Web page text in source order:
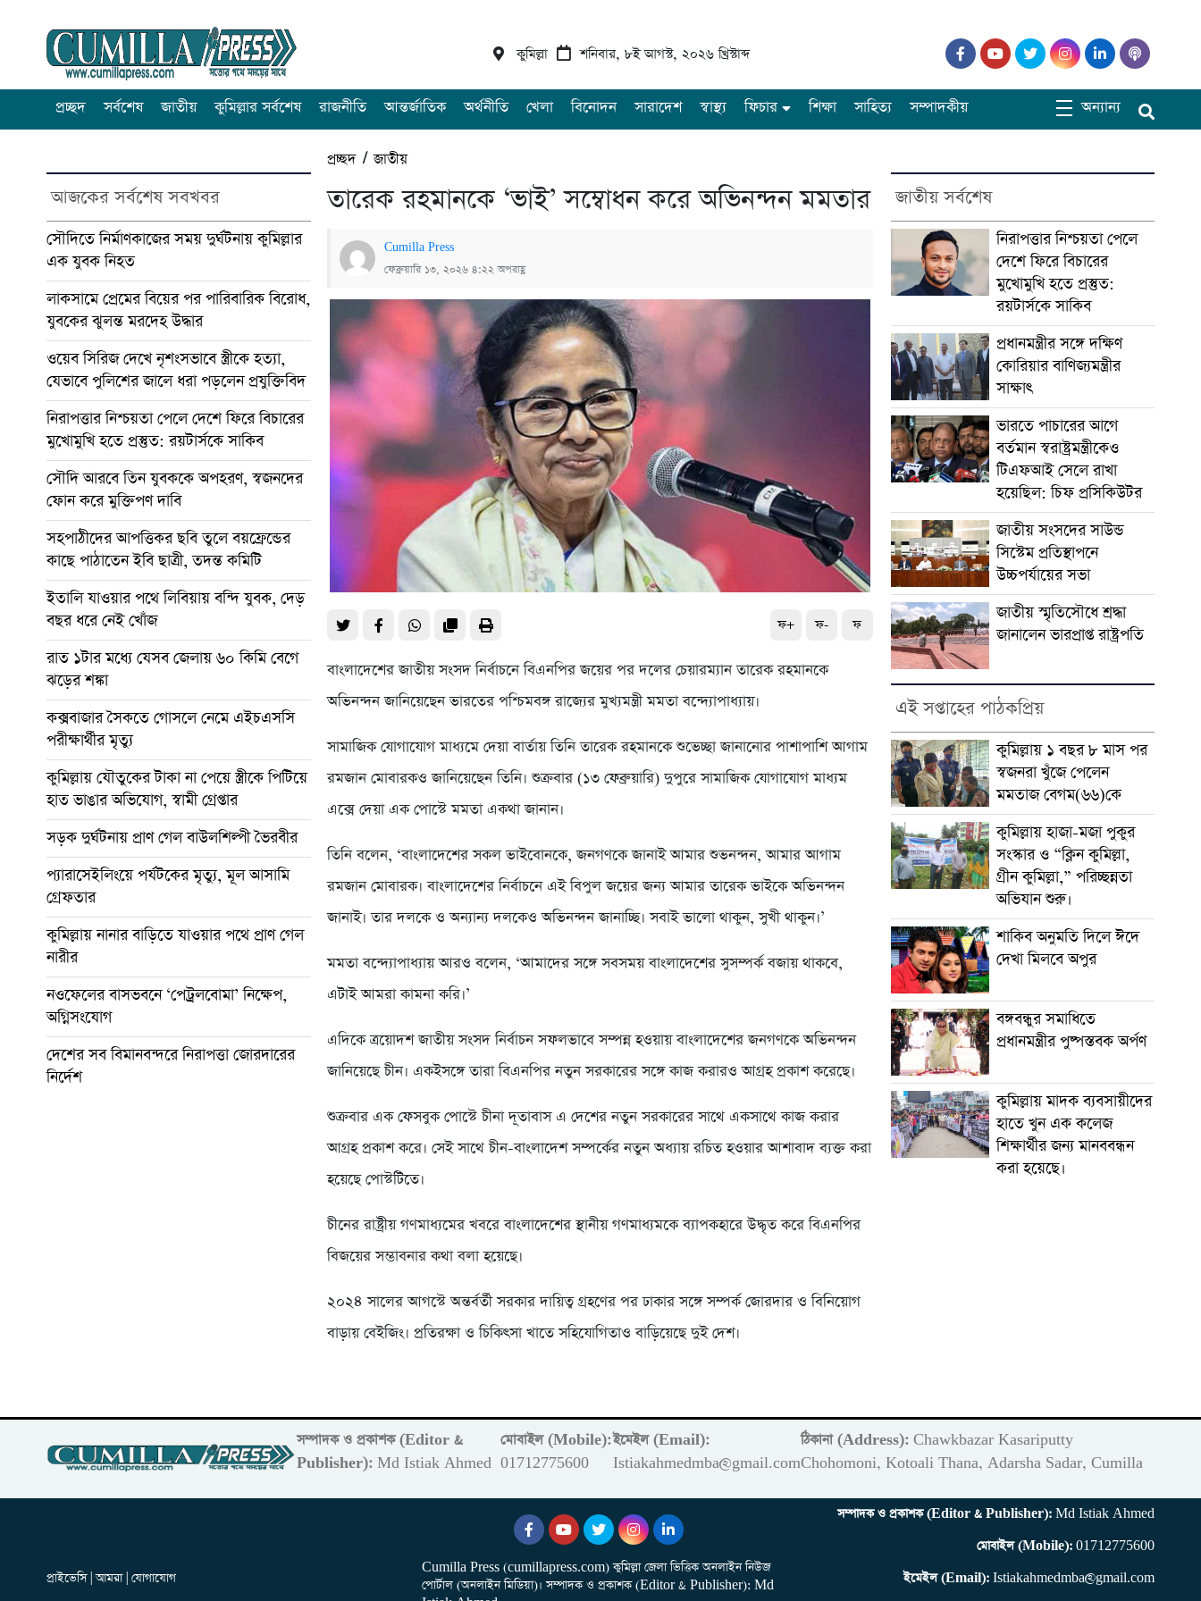
কুমিল্লা শনিবার, ৮ই আগস্ট, ২০২৬ খ্রিস্টাব্দ
প্রচ্ছদ সর্বশেষ জাতীয় কুমিল্লার সর্বশেষ রাজনীতি আন্তর্জাতিক অর্থনীতি খেলা বিনোদন সারাদেশ স্বাস্থ্য ফিচার শিক্ষা সাহিত্য সম্পাদকীয় অন্যান্য
আজকের সর্বশেষ সবখবর
সৌদিতে নির্মাণকাজের সময় দুর্ঘটনায় কুমিল্লার
এক যুবক নিহত
লাকসামে প্রেমের বিয়ের পর পারিবারিক বিরোধ,
যুবকের ঝুলন্ত মরদেহ উদ্ধার
ওয়েব সিরিজ দেখে নৃশংসভাবে স্ত্রীকে হত্যা,
যেভাবে পুলিশের জালে ধরা পড়লেন প্রযুক্তিবিদ
নিরাপত্তার নিশ্চয়তা পেলে দেশে ফিরে বিচারের
মুখোমুখি হতে প্রস্তুত: রয়টার্সকে সাকিব
সৌদি আরবে তিন যুবককে অপহরণ, স্বজনদের
ফোন করে মুক্তিপণ দাবি
সহপাঠীদের আপত্তিকর ছবি তুলে বয়ফ্রেন্ডের
কাছে পাঠাতেন ইবি ছাত্রী, তদন্ত কমিটি
ইতালি যাওয়ার পথে লিবিয়ায় বন্দি যুবক, দেড়
বছর ধরে নেই খোঁজ
রাত ১টার মধ্যে যেসব জেলায় ৬০ কিমি বেগে
ঝড়ের শঙ্কা
কক্সবাজার সৈকতে গোসলে নেমে এইচএসসি
পরীক্ষার্থীর মৃত্যু
কুমিল্লায় যৌতুকের টাকা না পেয়ে স্ত্রীকে পিটিয়ে
হাত ভাঙার অভিযোগ, স্বামী গ্রেপ্তার
সড়ক দুর্ঘটনায় প্রাণ গেল বাউলশিল্পী ভৈরবীর
প্যারাসেইলিংয়ে পর্যটকের মৃত্যু, মূল আসামি
গ্রেফতার
কুমিল্লায় নানার বাড়িতে যাওয়ার পথে প্রাণ গেল
নারীর
নওফেলের বাসভবনে ‘পেট্রলবোমা’ নিক্ষেপ,
অগ্নিসংযোগ
দেশের সব বিমানবন্দরে নিরাপত্তা জোরদারের
নির্দেশ
প্রচ্ছদ/জাতীয়
তারেক রহমানকে ‘ভাই’ সম্বোধন করে অভিনন্দন মমতার
Cumilla Press
ফেব্রুয়ারি ১৩, ২০২৬ ৪:২২ অপরাহ্ণ
ফ+ ফ- ফ
বাংলাদেশের জাতীয় সংসদ নির্বাচনে বিএনপির জয়ের পর দলের চেয়ারম্যান তারেক রহমানকে
অভিনন্দন জানিয়েছেন ভারতের পশ্চিমবঙ্গ রাজ্যের মুখ্যমন্ত্রী মমতা বন্দ্যোপাধ্যায়।
সামাজিক যোগাযোগ মাধ্যমে দেয়া বার্তায় তিনি তারেক রহমানকে শুভেচ্ছা জানানোর পাশাপাশি আগাম
রমজান মোবারকও জানিয়েছেন তিনি। শুক্রবার (১৩ ফেব্রুয়ারি) দুপুরে সামাজিক যোগাযোগ মাধ্যম
এক্সে দেয়া এক পোস্টে মমতা একথা জানান।
তিনি বলেন, ‘বাংলাদেশের সকল ভাইবোনকে, জনগণকে জানাই আমার শুভনন্দন, আমার আগাম
রমজান মোবারক। বাংলাদেশের নির্বাচনে এই বিপুল জয়ের জন্য আমার তারেক ভাইকে অভিনন্দন
জানাই। তার দলকে ও অন্যান্য দলকেও অভিনন্দন জানাচ্ছি। সবাই ভালো থাকুন, সুখী থাকুন।’
মমতা বন্দ্যোপাধ্যায় আরও বলেন, ‘আমাদের সঙ্গে সবসময় বাংলাদেশের সুসম্পর্ক বজায় থাকবে,
এটাই আমরা কামনা করি।’
এদিকে ত্রয়োদশ জাতীয় সংসদ নির্বাচন সফলভাবে সম্পন্ন হওয়ায় বাংলাদেশের জনগণকে অভিনন্দন
জানিয়েছে চীন। একইসঙ্গে তারা বিএনপির নতুন সরকারের সঙ্গে কাজ করারও আগ্রহ প্রকাশ করেছে।
শুক্রবার এক ফেসবুক পোস্টে চীনা দূতাবাস এ দেশের নতুন সরকারের সাথে একসাথে কাজ করার
আগ্রহ প্রকাশ করে। সেই সাথে চীন-বাংলাদেশ সম্পর্কের নতুন অধ্যায় রচিত হওয়ার আশাবাদ ব্যক্ত করা
হয়েছে পোস্টটিতে।
চীনের রাষ্ট্রীয় গণমাধ্যমের খবরে বাংলাদেশের স্থানীয় গণমাধ্যমকে ব্যাপকহারে উদ্ধৃত করে বিএনপির
বিজয়ের সম্ভাবনার কথা বলা হয়েছে।
২০২৪ সালের আগস্টে অন্তর্বর্তী সরকার দায়িত্ব গ্রহণের পর ঢাকার সঙ্গে সম্পর্ক জোরদার ও বিনিয়োগ
বাড়ায় বেইজিং। প্রতিরক্ষা ও চিকিৎসা খাতে সহিযোগিতাও বাড়িয়েছে দুই দেশ।
জাতীয় সর্বশেষ
নিরাপত্তার নিশ্চয়তা পেলে
দেশে ফিরে বিচারের
মুখোমুখি হতে প্রস্তুত:
রয়টার্সকে সাকিব
প্রধানমন্ত্রীর সঙ্গে দক্ষিণ
কোরিয়ার বাণিজ্যমন্ত্রীর
সাক্ষাৎ
ভারতে পাচারের আগে
বর্তমান স্বরাষ্ট্রমন্ত্রীকেও
টিএফআই সেলে রাখা
হয়েছিল: চিফ প্রসিকিউটর
জাতীয় সংসদের সাউন্ড
সিস্টেম প্রতিস্থাপনে
উচ্চপর্যায়ের সভা
জাতীয় স্মৃতিসৌধে শ্রদ্ধা
জানালেন ভারপ্রাপ্ত রাষ্ট্রপতি
এই সপ্তাহের পাঠকপ্রিয়
কুমিল্লায় ১ বছর ৮ মাস পর
স্বজনরা খুঁজে পেলেন
মমতাজ বেগম(৬৬)কে
কুমিল্লায় হাজা-মজা পুকুর
সংস্কার ও “ক্লিন কুমিল্লা,
গ্রীন কুমিল্লা,” পরিচ্ছন্নতা
অভিযান শুরু।
শাকিব অনুমতি দিলে ঈদে
দেখা মিলবে অপুর
বঙ্গবন্ধুর সমাধিতে
প্রধানমন্ত্রীর পুষ্পস্তবক অর্পণ
কুমিল্লায় মাদক ব্যবসায়ীদের
হাতে খুন এক কলেজ
শিক্ষার্থীর জন্য মানববন্ধন
করা হয়েছে।
সম্পাদক ও প্রকাশক (Editor &
Publisher): Md Istiak Ahmed
মোবাইল (Mobile):
01712775600
ইমেইল (Email):
Istiakahmedmba@gmail.com
ঠিকানা (Address): Chawkbazar Kasariputty
Chohomoni, Kotoali Thana, Adarsha Sadar, Cumilla
প্রাইভেসি | আমরা | যোগাযোগ
Cumilla Press (cumillapress.com) কুমিল্লা জেলা ভিত্তিক অনলাইন নিউজ
পোর্টাল (অনলাইন মিডিয়া)। সম্পাদক ও প্রকাশক (Editor & Publisher): Md
সম্পাদক ও প্রকাশক (Editor & Publisher): Md Istiak Ahmed
মোবাইল (Mobile): 01712775600
ইমেইল (Email): Istiakahmedmba@gmail.com